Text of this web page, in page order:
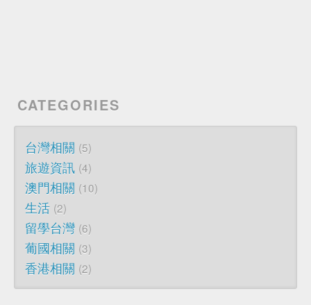
CATEGORIES
台灣相關 5
旅遊資訊 4
澳門相關 10
生活 2
留學台灣 6
葡國相關 3
香港相關 2